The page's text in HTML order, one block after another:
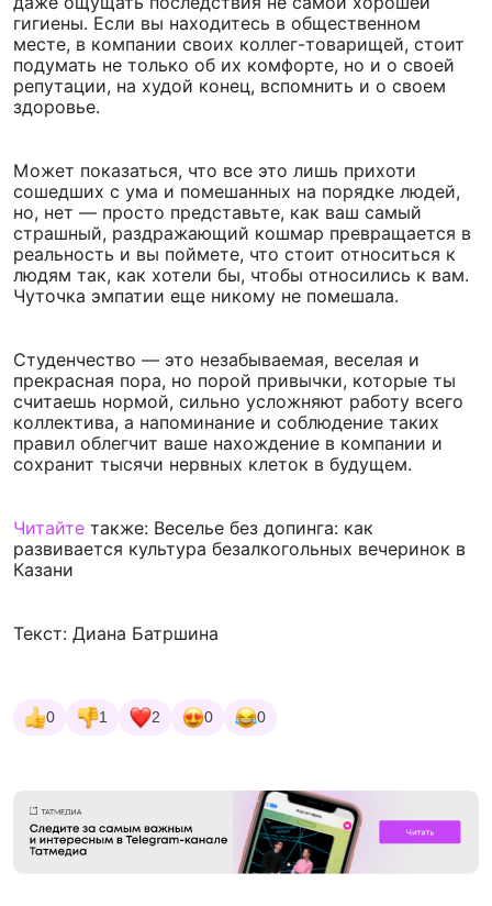
гигиены. Если вы находитесь в общественном
месте, в компании своих коллег-товарищей, стоит
подумать не только об их комфорте, но и о своей
репутации, на худой конец, вспомнить и о своем
здоровье.
Может показаться, что все это лишь прихоти
сошедших с ума и помешанных на порядке людей,
но, нет — просто представьте, как ваш самый
страшный, раздражающий кошмар превращается в
реальность и вы поймете, что стоит относиться к
людям так, как хотели бы, чтобы относились к вам.
Чуточка эмпатии еще никому не помешала.
Студенчество — это незабываемая, веселая и
прекрасная пора, но порой привычки, которые ты
считаешь нормой, сильно усложняют работу всего
коллектива, а напоминание и соблюдение таких
правил облегчит ваше нахождение в компании и
сохранит тысячи нервных клеток в будущем.
Читайте также: Веселье без допинга: как
развивается культура безалкогольных вечеринок в
Казани
Текст: Диана Батршина
0 1 2 0 0